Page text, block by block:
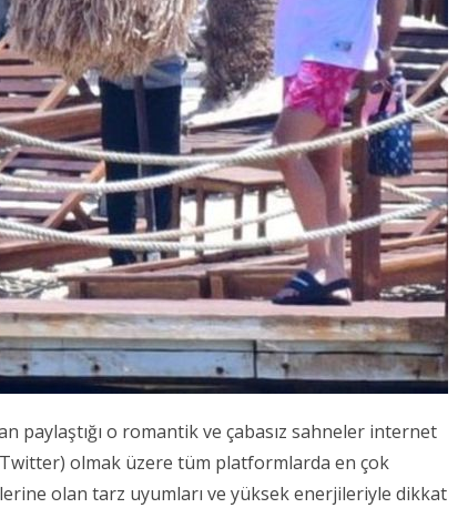
paylaştığı o romantik ve çabasız sahneler internet
olmak üzere tüm platformlarda en çok
olan tarz uyumları ve yüksek enerjileriyle dikkat